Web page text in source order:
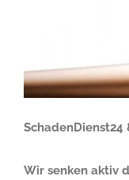
SchadenDienst24
Wir senken aktiv